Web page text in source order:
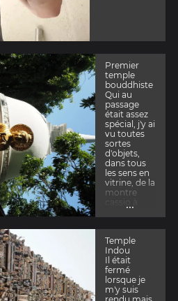
Premier
temple
bouddhiste
Qui au
passage
était assez
spécial, j'y ai
vu toutes
sortes
d'objets,
dans tous
les sens en
vitrine, de la
montre
vraiment
étrange
...
Temple
Indou
Il était
fermé
lorsque je
m'y suis